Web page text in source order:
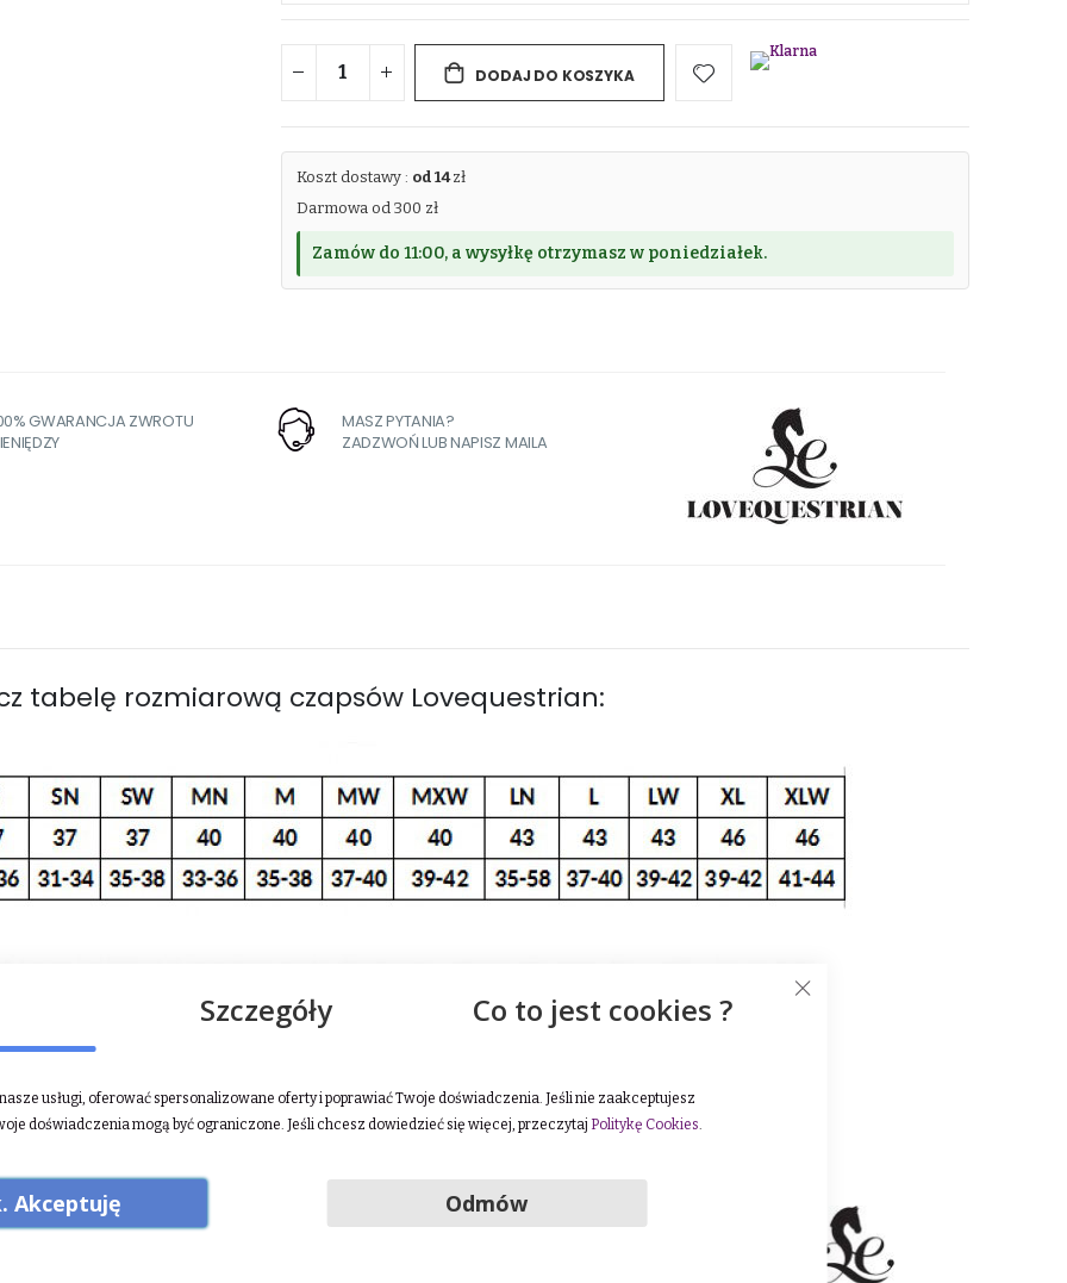
DODAJ DO KOSZYKA
Koszt dostawy : od 14zł
Darmowa od 300 zł
Zamów do 11:00, a wysyłkę otrzymasz w poniedziałek.
GWARANCJA ZWROTU
MASZ PYTANIA?
ZADZWOŃ LUB NAPISZ MAILA
tabelę rozmiarową czapsów Lovequestrian:
Marka powstała w 2016 roku i może pochwalić się wieloma oryginalnymi i
czapraków, podkładek pod bandaże oraz owijek, o niepowtarzalnym wzornictwie
koszulki konkursowe, drobne upominki (notesy w jeździeckim wzornictwie, kubki,
i poszerza swój asortyment. A co najważniejsze nadal robi to, nie zwalniając tempa i
W 2018 roku w ich ofercie znalazły się rewelacyjne produkty skórzane dla jeźdźców
cienkie, techniczne rękawiczki do jazdy konnej. Rok 2019 obfitował w nowinki dla konia
Szczegóły Co to jest cookies ?
usługi, oferować spersonalizowane oferty i poprawiać Twoje doświadczenia. Jeśli nie zaakceptujesz
doświadczenia mogą być ograniczone. Jeśli chcesz dowiedzieć się więcej, przeczytaj Politykę Cookies.
Akceptuję Odmów